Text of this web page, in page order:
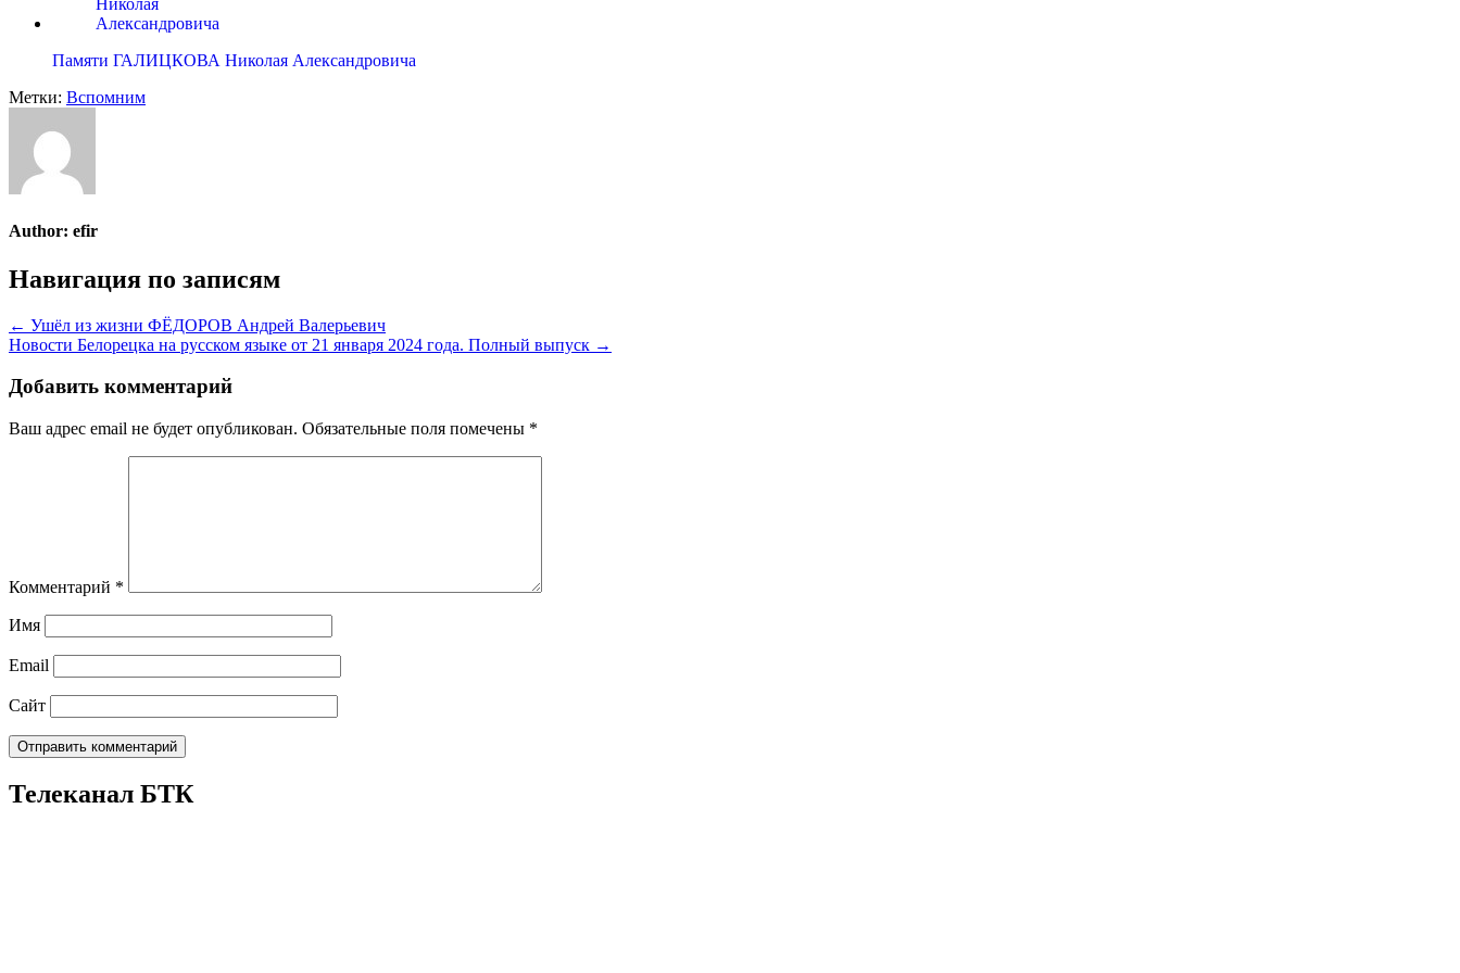
Памяти ГАЛИЦКОВА Николая Александровича
Метки: Вспомним
Author: efir
Навигация по записям
← Ушёл из жизни ФЁДОРОВ Андрей Валерьевич
Новости Белорецка на русском языке от 21 января 2024 года. Полный выпуск →
Добавить комментарий
Ваш адрес email не будет опубликован. Обязательные поля помечены *
Комментарий *
Имя
Email
Сайт
Телеканал БТК